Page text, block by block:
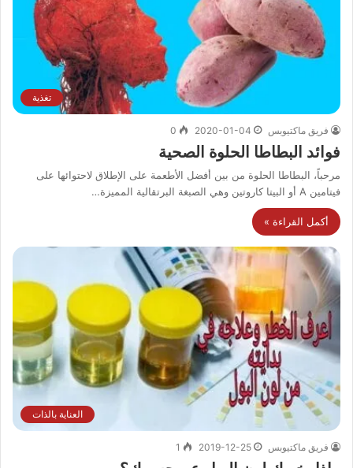
تغذية
فريق ماكتيوبس 2020-01-04
0
فوائد البطاطا الحلوة الصحية
مرحباً، البطاطا الحلوة من بين أفضل الأطعمة على الإطلاق لاحتوائها على
فيتامين A أو البيتا كاروتين وهي الصبغة البرتقالية المميزة…
أكمل القراءة »
العناية بالذات
فريق ماكتيوبس 2019-12-25
1